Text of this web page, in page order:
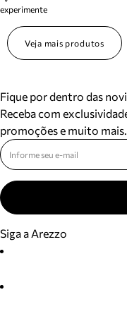
experimente
Veja mais produtos
Fique por dentro das
Receba com
promoções e muito mais.
Siga a Arezzo